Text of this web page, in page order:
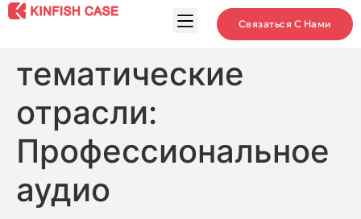
Связаться С Нами
тематические
отрасли:
Профессиональное
аудио